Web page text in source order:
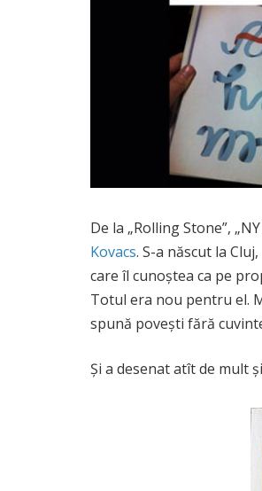
De la „Rolling Stone”,
Kovacs. S-a născut la
care îl cunoștea ca pe
Totul era nou pentru el.
spună povești fără
Și a desenat atît de mult